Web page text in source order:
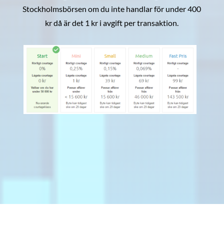
Stockholmsbörsen om du inte handlar för under 400
kr då är det 1 kr i avgift per transaktion.